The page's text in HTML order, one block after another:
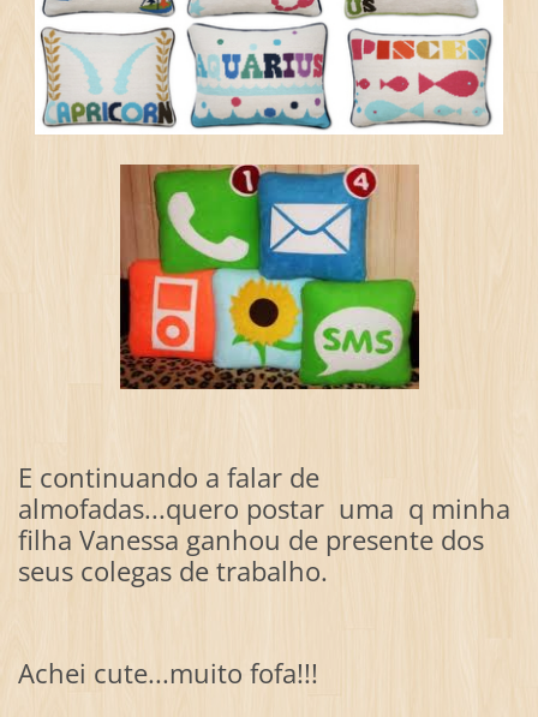
E continuando a falar de
almofadas...quero postar uma q minha
filha Vanessa ganhou de presente dos
seus colegas de trabalho.
Achei cute...muito fofa!!!